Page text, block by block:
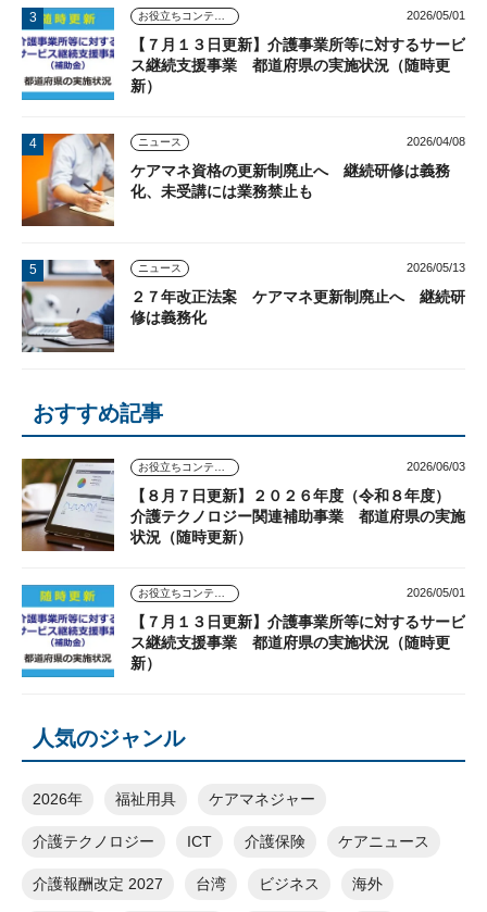
2026/05/01
【７月１３日更新】介護事業所等に対するサービ
ス継続支援事業 都道府県の実施状況（随時更
新）
ニュース 2026/04/08
ケアマネ資格の更新制廃止へ 継続研修は義務
化、未受講には業務禁止も
ニュース 2026/05/13
２７年改正法案 ケアマネ更新制廃止へ 継続研
修は義務化
おすすめ記事
2026/06/03
【８月７日更新】２０２６年度（令和８年度）
介護テクノロジー関連補助事業 都道府県の実施
状況（随時更新）
2026/05/01
【７月１３日更新】介護事業所等に対するサービ
ス継続支援事業 都道府県の実施状況（随時更
新）
人気のジャンル
2026年 福祉用具 ケアマネジャー
介護テクノロジー ICT 介護保険 ケアニュース
介護報酬改定 2027 台湾 ビジネス 海外